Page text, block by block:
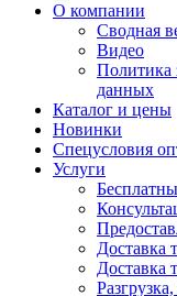
О компании
Сводная
Видео
Политика
данных
Каталог и цены
Новинки
Спецусловия
Услуги
Доставка
Доставка